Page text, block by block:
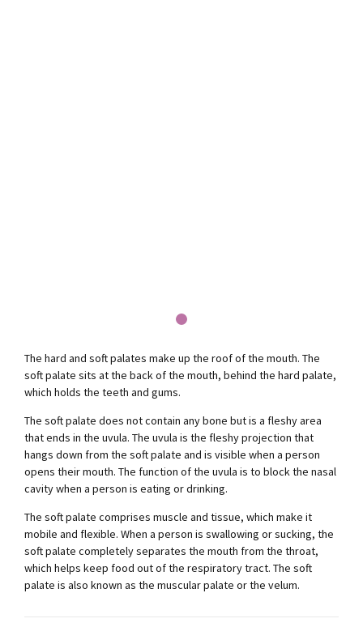
The hard and soft palates make up the roof of the mouth. The
soft palate sits at the back of the mouth, behind the hard palate,
which holds the teeth and gums.
The soft palate does not contain any bone but is a fleshy area
that ends in the uvula. The uvula is the fleshy projection that
hangs down from the soft palate and is visible when a person
opens their mouth. The function of the uvula is to block the nasal
cavity when a person is eating or drinking.
The soft palate comprises muscle and tissue, which make it
mobile and flexible. When a person is swallowing or sucking, the
soft palate completely separates the mouth from the throat,
which helps keep food out of the respiratory tract. The soft
palate is also known as the muscular palate or the velum.